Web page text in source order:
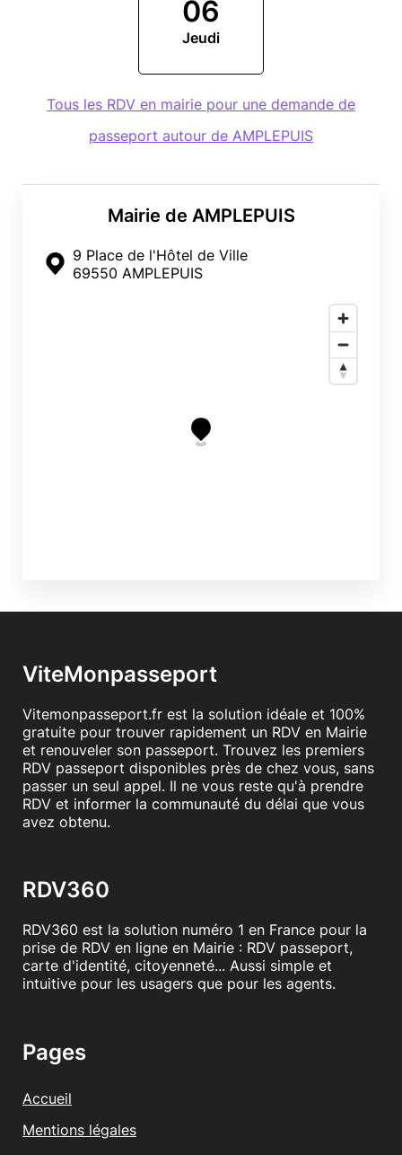
Mairie de AMPLEPUIS
9 Place de l'Hôtel de Ville
69550 AMPLEPUIS
06
Jeudi
Tous les RDV en mairie pour une demande de
passeport autour de AMPLEPUIS
ViteMonpasseport
Vitemonpasseport.fr est la solution idéale et 100%
gratuite pour trouver rapidement un RDV en Mairie
et renouveler son passeport. Trouvez les premiers
RDV passeport disponibles près de chez vous, sans
passer un seul appel. Il ne vous reste qu'à prendre
RDV et informer la communauté du délai que vous
avez obtenu.
RDV360
RDV360 est la solution numéro 1 en France pour la
prise de RDV en ligne en Mairie : RDV passeport,
carte d'identité, citoyenneté... Aussi simple et
intuitive pour les usagers que pour les agents.
Pages
Accueil
Mentions légales